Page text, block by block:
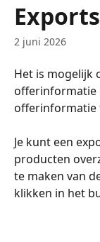
Exports
2 juni 2026
Het is mogelijk
offerinformatie
offerinformatie
Je kunt een
producten
te maken van
klikken in het